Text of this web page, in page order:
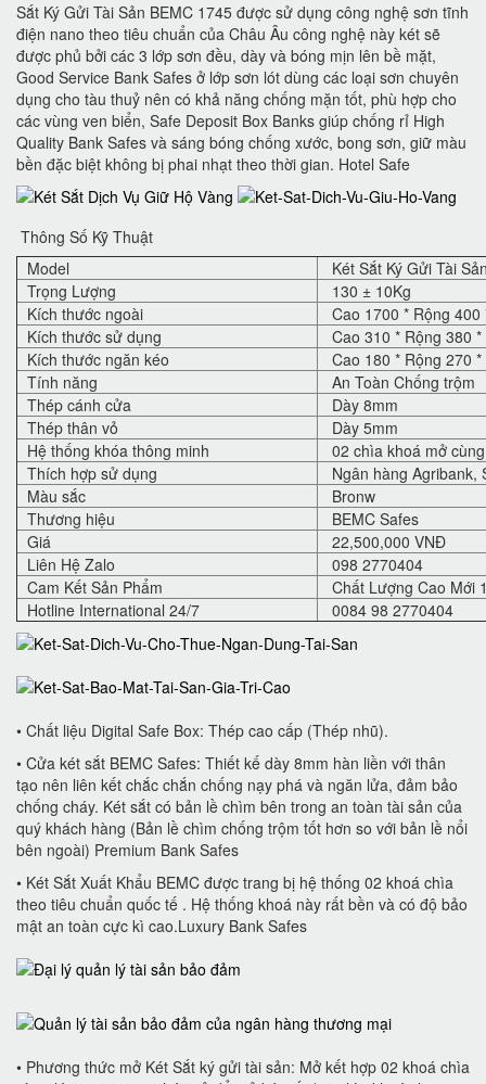
Sắt Ký Gửi Tài Sản BEMC 1745 được sử dụng công nghệ sơn tĩnh
điện nano theo tiêu chuẩn của Châu Âu công nghệ này két sẽ
được phủ bởi các 3 lớp sơn đều, dày và bóng mịn lên bề mặt,
Good Service Bank Safes ở lớp sơn lót dùng các loại sơn chuyên
dụng cho tàu thuỷ nên có khả năng chống mặn tốt, phù hợp cho
các vùng ven biển, Safe Deposit Box Banks‎ giúp chống rỉ High
Quality Bank Safes và sáng bóng chống xước, bong sơn, giữ màu
bền đặc biệt không bị phai nhạt theo thời gian. Hotel Safe
Thông Số Kỹ Thuật
Model
Két Sắt Ký Gửi Tài
Trọng Lượng
130 ± 10Kg
Kích thước ngoài
Cao 1700 * Rộng
Kích thước sử dụng
Cao 310 * Rộng 380
Kích thước ngăn kéo
Cao 180 * Rộng 270
Tính năng
An Toàn Chống trộm
Thép cánh cửa
Dày 8mm
Thép thân vỏ
Dày 5mm
Hệ thống khóa thông minh
02 chìa khoá mở
Thích hợp sử dụng
Ngân hàng Agribank,
Màu sắc
Bronw
Thương hiệu
BEMC Safes
Giá
22,500,000 VNĐ
Liên Hệ Zalo
098 2770404
Cam Kết Sản Phẩm
Chất Lượng Cao Mới
Hotline International 24/7
0084 98 2770404
• Chất liệu Digital Safe Box: Thép cao cấp (Thép nhũ).
• Cửa két sắt BEMC Safes: Thiết kế dày 8mm hàn liền với thân
tạo nên liên kết chắc chắn chống nạy phá và ngăn lửa, đảm bảo
chống cháy. Két sắt có bản lề chìm bên trong an toàn tài sản của
quý khách hàng (Bản lề chìm chống trộm tốt hơn so với bản lề nổi
bên ngoài) Premium Bank Safes
• Két Sắt Xuất Khẩu BEMC được trang bị hệ thống 02 khoá chìa
theo tiêu chuẩn quốc tế . Hệ thống khoá này rất bền và có độ bảo
mật an toàn cực kì cao.Luxury Bank Safes
• Phương thức mở Két Sắt ký gửi tài sản: Mở kết hợp 02 khoá chìa